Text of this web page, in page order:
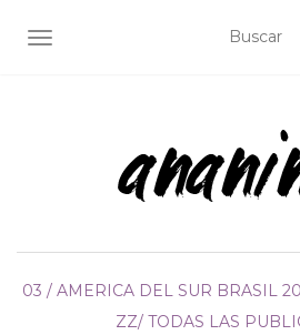
ALTERNAR NAVEGACIÓN
03 / AMERICA DEL SUR BRASIL
ZZ/ TODAS LAS